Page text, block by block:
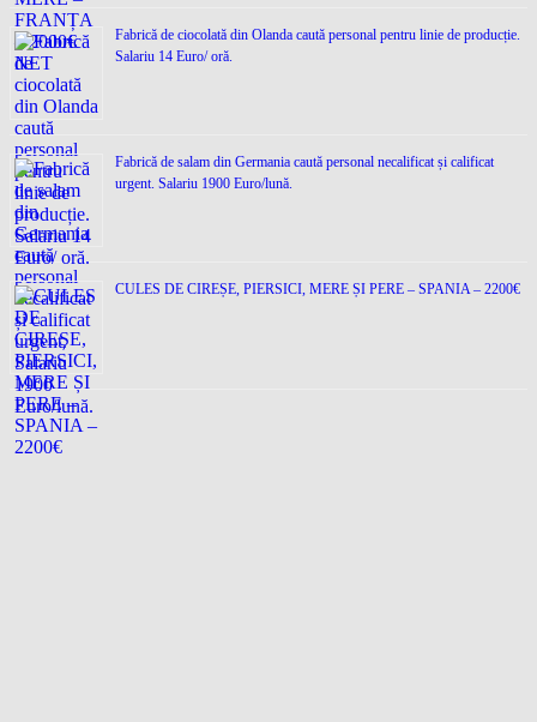
Fabrică de ciocolată din Olanda caută personal pentru linie de producție.
Salariu 14 Euro/ oră.
Fabrică de salam din Germania caută personal necalificat și calificat
urgent. Salariu 1900 Euro/lună.
CULES DE CIREȘE, PIERSICI, MERE ȘI PERE – SPANIA – 2200€